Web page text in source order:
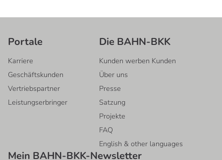
Portale
Karriere
Geschäftskunden
Vertriebspartner
Leistungserbringer
Die BAHN-BKK
Kunden werben Kunden
Über uns
Presse
Satzung
Projekte
FAQ
English & other languages
Mein BAHN-BKK-Newsletter